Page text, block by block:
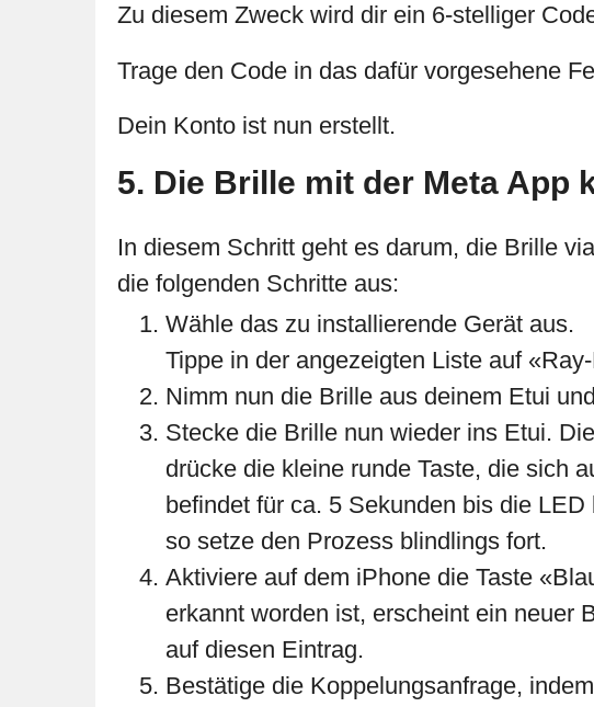
Zu diesem Zweck wird dir ein 6-stelliger
Trage den Code in das dafür vorgesehene
Dein Konto ist nun erstellt.
5. Die Brille mit der Meta App
In diesem Schritt geht es darum, die Brille
die folgenden Schritte aus:
Wähle das zu installierende Gerät aus.
Tippe in der angezeigten Liste auf
Nimm nun die Brille aus deinem Etui
Stecke die Brille nun wieder ins Etui.
drücke die kleine runde Taste, die sich
befindet für ca. 5 Sekunden bis die
so setze den Prozess blindlings fort.
Aktiviere auf dem iPhone die Taste
erkannt worden ist, erscheint ein neuer
auf diesen Eintrag.
Bestätige die Koppelungsanfrage,